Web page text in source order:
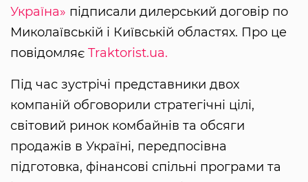
Україна» підписали дилерський договір по
Миколаївській і Київській областях. Про це
повідомляє Traktorist.ua.
Під час зустрічі представники двох
компаній обговорили стратегічні цілі,
світовий ринок комбайнів та обсяги
продажів в Україні, передпосівна
підготовка, фінансові спільні програми та